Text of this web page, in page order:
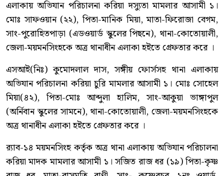
এলাকায় অভিযান পরিচালনা করিয়া দস্যুতা মামলার আসামী ১।
মোঃ সাফওয়ান (২২), পিতা-মানিক মিয়া, মাতা-ফিরোজা বেগম,
সাং-পুরোহিতপাড়া (এডওয়ার্ড স্কুলের পিছনে), থানা-কোতোয়ালী,
জেলা-ময়মনসিংহকে অত্র থানাধীন এলাকা হইতে গ্রেফতার করে ।
এসআই(নিঃ) কুমোদলাল দাস, সঙ্গীয় ফোর্সসহ থানা এলাকায়
অভিযান পরিচালনা করিয়া চুরি মামলার আসামী ১। মোঃ সোহেল
মিয়া(৪২), পিতা-মোঃ আব্দুলা হালিম, সাং-আকুয়া ভাঙ্গাপুল
(অর্নিবান স্কুলের সামনে), থানা-কোতোয়ালী, জেলা-ময়মনসিংহকে
অত্র থানাধীন এলাকা হইতে গ্রেফতার করে ।
র‌্যাব-১৪ ময়মনসিংহ কর্তৃক অত্র থানা এলাকায় অভিযান পরিচালনা
করিয়া মাদক মামলার আসামী ১। সজিত রাজ ধর (১৯) পিতা-কৃষ্ণ